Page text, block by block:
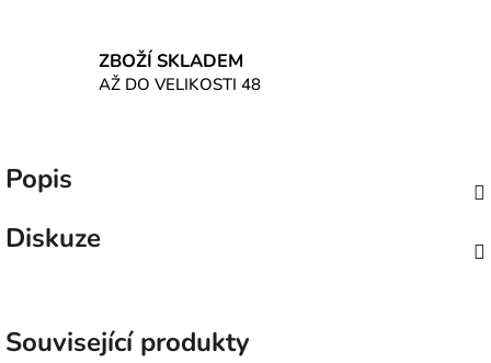
ZBOŽÍ SKLADEM
AŽ DO VELIKOSTI 48
Popis
Diskuze
Související produkty